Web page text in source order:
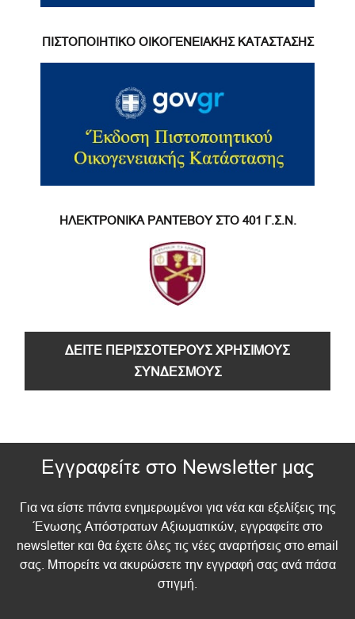
ΠΙΣΤΟΠΟΙΗΤΙΚΟ ΟΙΚΟΓΕΝΕΙΑΚΗΣ ΚΑΤΑΣΤΑΣΗΣ
ΗΛΕΚΤΡΟΝΙΚΑ ΡΑΝΤΕΒΟΥ ΣΤΟ 401 Γ.Σ.Ν.
ΔΕΙΤΕ ΠΕΡΙΣΣΟΤΕΡΟΥΣ ΧΡΗΣΙΜΟΥΣ
ΣΥΝΔΕΣΜΟΥΣ
Εγγραφείτε στο Newsletter μας
Για να είστε πάντα ενημερωμένοι για νέα και εξελίξεις της
Ένωσης Απόστρατων Αξιωματικών, εγγραφείτε στο
newsletter και θα έχετε όλες τις νέες αναρτήσεις στο email
σας. Μπορείτε να ακυρώσετε την εγγραφή σας ανά πάσα
στιγμή.